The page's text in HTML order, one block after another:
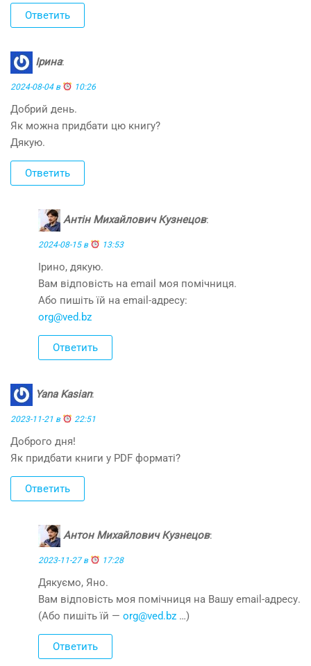
Ответить
Ірина:
2024-08-04 в 10:26
Добрий день.
Як можна придбати цю книгу?
Дякую.
Ответить
Антін Михайлович Кузнецов:
2024-08-15 в 13:53
Ірино, дякую.
Вам відповість на email моя помічниця.
Або пишіть їй на email-адресу:
org@ved.bz
Ответить
Yana Kasian:
2023-11-21 в 22:51
Доброго дня!
Як придбати книги у PDF форматі?
Ответить
Антон Михайлович Кузнецов:
2023-11-27 в 17:28
Дякуємо, Яно.
Вам відповість моя помічниця на Вашу email-адресу.
(Або пишіть їй — org@ved.bz …)
Ответить